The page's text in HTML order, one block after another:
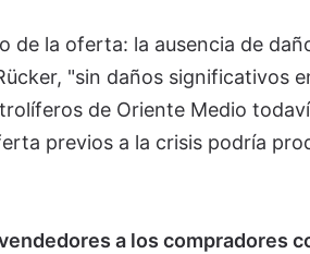
de la oferta: la ausencia de
"sin daños significativos
de Oriente Medio
previos a la crisis podría
a los compradores